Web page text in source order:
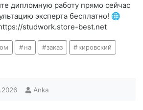
дипломную работу прямо сейчас
эксперта бесплатно! 🌐
studwork.store-best.net
на заказ кировский
Anka